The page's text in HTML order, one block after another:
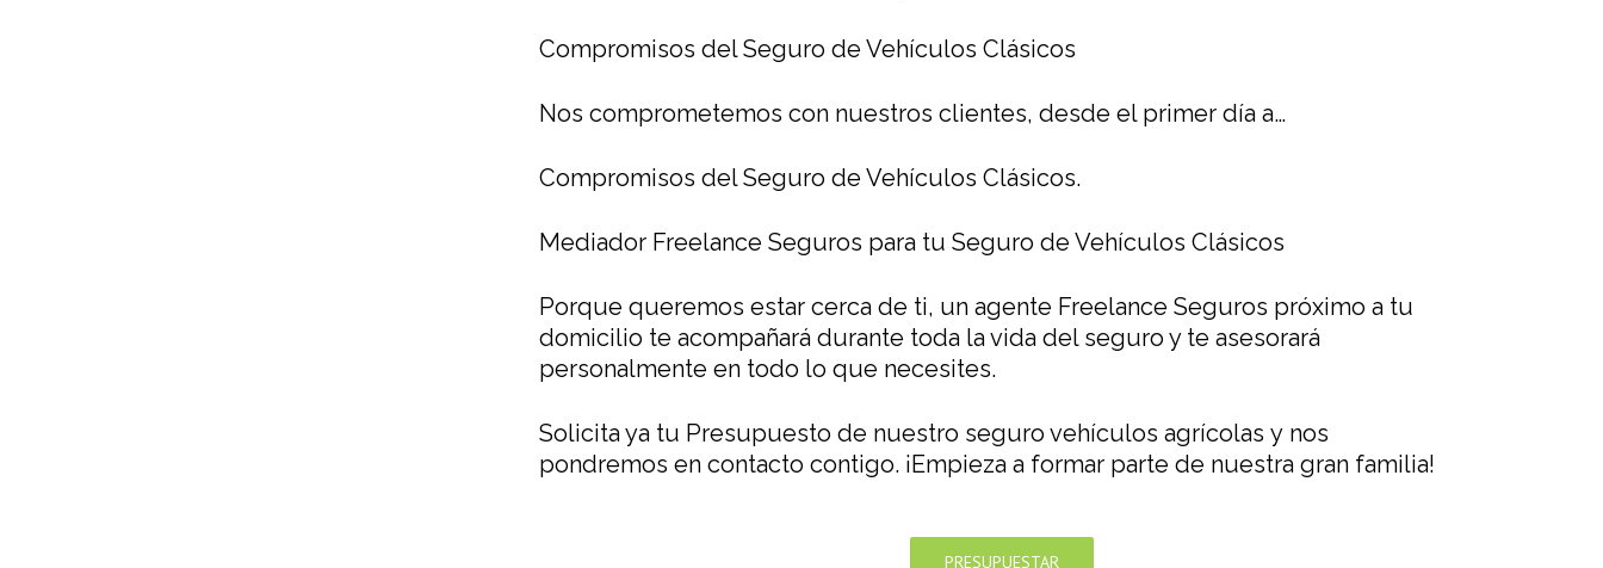
Compromisos del Seguro de Vehículos Clásicos
Nos comprometemos con nuestros clientes, desde el primer día a…
Compromisos del Seguro de Vehículos Clásicos.
Mediador Freelance Seguros para tu Seguro de Vehículos Clásicos
Porque queremos estar cerca de ti, un agente Freelance Seguros próximo a tu
domicilio te acompañará durante toda la vida del seguro y te asesorará
personalmente en todo lo que necesites.
Solicita ya tu Presupuesto de nuestro seguro vehículos agrícolas y nos
pondremos en contacto contigo. ¡Empieza a formar parte de nuestra gran familia!
PRESUPUESTAR